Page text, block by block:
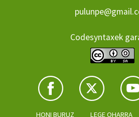
Codesyntaxek
HONI BURUZ LEGE OHARRA